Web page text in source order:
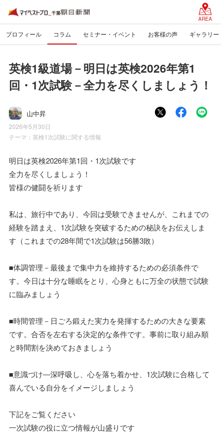
AREA
プロフィール コラム セミナー・イベント お客様の声 ギャラリー
英検1級道場－明日は英検2026年第1
回・1次試験－全力を尽くしましょう！
山中昇
2026年5月30日
テーマ： 英検1次試験に関する情報
明日は英検2026年第1回・1次試験です
全力を尽くしましょう！
皆様の健闘を祈ります
私は、旅行中であり、今回は受験できませんが、これまでの
経験を踏まえ、1次試験を突破するための秘訣をお伝えしま
す（これまでの28年間で1次試験は56勝3敗）
■体調管理－最後まで集中力を維持するための必須条件で
す。今日は十分な睡眠をとり、心身ともに万全の状態で試験
に臨みましょう
■時間管理－日ごろ鍛えた実力を発揮するための大きな要素
です。合否を左右する決定的な条件です。事前に取り組み順
と時間割を決めておきましょう
■意識づけ―深呼吸し、心を落ち着かせ、1次試験に合格して
喜んでいる自分をイメージしましょう
下記をご覧ください
一次試験の役に立つ情報が山盛りです